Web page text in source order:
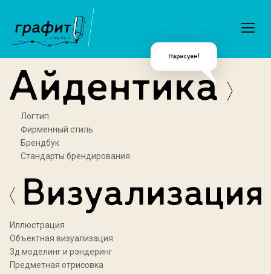
Логтип
Фирменный стиль
Брендбук
Стандарты брендирования
Иллюстрация
Объектная визуализация
3д моделинг и рэндеринг
Предметная отрисовка